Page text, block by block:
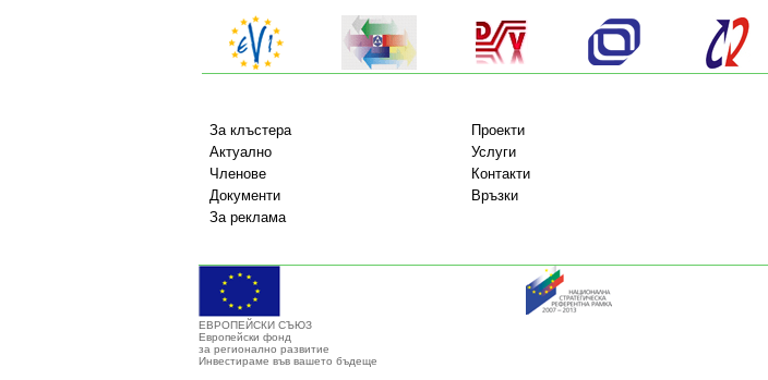
За клъстера
Проекти
Актуално
Услуги
Членове
Контакти
Документи
Връзки
За реклама
ЕВРОПЕЙСКИ СЪЮЗ
Европейски фонд
за регионално развитие
Инвестираме във вашето бъдеще